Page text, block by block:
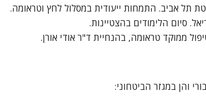
תל אביב. התמחות ייעודית במסלול לחץ וטראומה.
סיום הלימודים בהצטיינות.
והן במגזר הביטחוני: